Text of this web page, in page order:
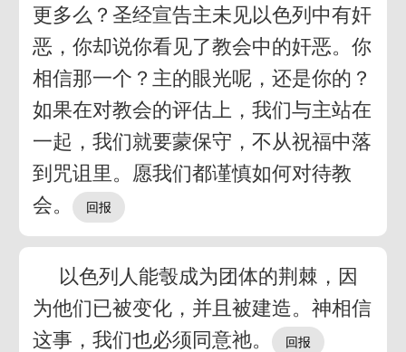
更多么？圣经宣告主未见以色列中有奸
恶，你却说你看见了教会中的奸恶。你
相信那一个？主的眼光呢，还是你的？
如果在对教会的评估上，我们与主站在
一起，我们就要蒙保守，不从祝福中落
到咒诅里。愿我们都谨慎如何对待教
会。
以色列人能彀成为团体的荆棘，因
为他们已被变化，并且被建造。神相信
这事，我们也必须同意祂。